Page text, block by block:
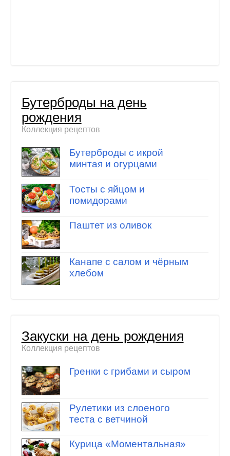
Бутерброды на день
рождения
Коллекция рецептов
Бутерброды с икрой
минтая и огурцами
Тосты с яйцом и
помидорами
Паштет из оливок
Канапе с салом и чёрным
хлебом
Закуски на день рождения
Коллекция рецептов
Гренки с грибами и сыром
Рулетики из слоеного
теста с ветчиной
Курица «Моментальная»